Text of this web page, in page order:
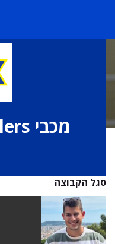
סגל הקבוצה